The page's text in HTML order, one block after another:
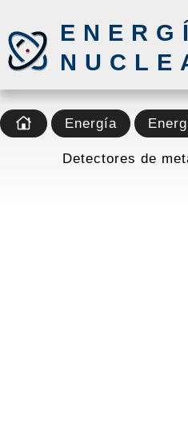
Energía
Detectores de